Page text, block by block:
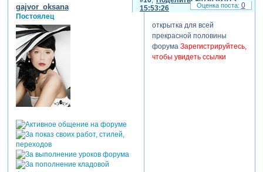
15:53:26
gajvor_oksana
Постоялец
открытка для всей
прекрасной половины
форума Зарегистрируйтесь,
чтобы увидеть ссылки
0